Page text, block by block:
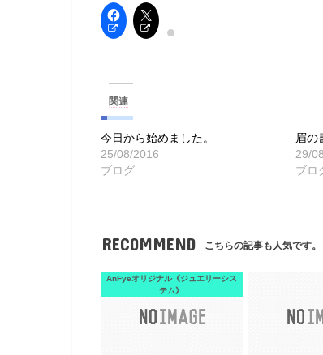
関連
今日から始めました。
25/08/2016
ブログ
眉の
29/
ブロ
RECOMMEND こちらの記事も人気です。
AnFyeオリジナル《ジュエリーシス
テム》